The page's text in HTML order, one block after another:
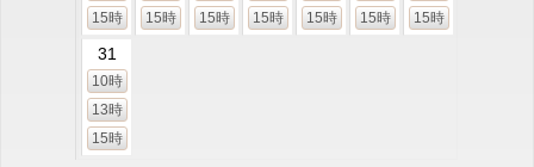
15時
15時
15時
15時
15時
15時
15時
31
10時
13時
15時